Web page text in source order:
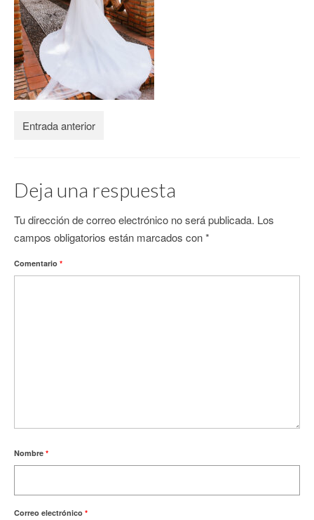
SOBRE LM
CONTACTO
Entrada anterior
Deja una respuesta
Tu dirección de correo electrónico no será publicada. Los
campos obligatorios están marcados con*
Comentario *
Nombre *
Correo electrónico *